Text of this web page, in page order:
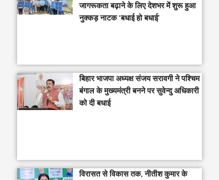
जागरूकता बढ़ाने के लिए देशभर में शुरू हुआ
नुक्कड़ नाटक ‘बधाई हो बधाई’
‎बिहार भाजपा अध्यक्ष संजय सरावगी ने पश्चिम
बंगाल के मुख्यमंत्री बनने पर सुवेन्दु अधिकारी
को दी बधाई
विरासत से विकास तक, नीतीश कुमार के